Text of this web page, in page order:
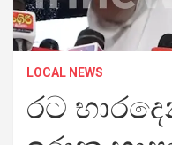
LOCAL NEWS
රට